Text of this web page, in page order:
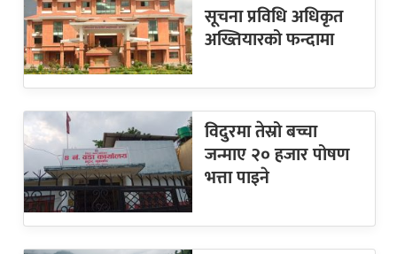
सूचना प्रविधि अधिकृत
अख्तियारको फन्दामा
विदुरमा तेस्रो बच्चा
जन्माए २० हजार पोषण
भत्ता पाइने